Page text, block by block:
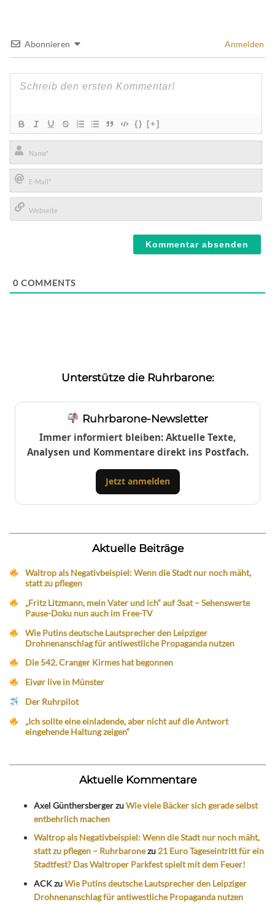
Abonnieren Anmelden
{} [+]
Name*
E-
Mail*
0 COMMENTS
Unterstütze die Ruhrbarone:
Ruhrbarone-Newsletter
Immer informiert bleiben: Aktuelle Texte,
Analysen und Kommentare direkt ins Postfach.
Jetzt anmelden
Aktuelle Beiträge
Waltrop als Negativbeispiel: Wenn die Stadt nur noch mäht,
statt zu pflegen
„Fritz Litzmann, mein Vater und ich“ auf 3sat – Sehenswerte
Pause-Doku nun auch im Free-TV
Wie Putins deutsche Lautsprecher den Leipziger
Drohnenanschlag für antiwestliche Propaganda nutzen
Die 542. Cranger Kirmes hat begonnen
Eivør live in Münster
Der Ruhrpilot
„Ich sollte eine einladende, aber nicht auf die Antwort
eingehende Haltung zeigen“
Aktuelle Kommentare
Axel GünthersbergerzuWie viele Bäcker sich gerade selbst
entbehrlich machen
Waltrop als Negativbeispiel: Wenn die Stadt nur noch mäht,
statt zu pflegen – Ruhrbaronezu21 Euro Tageseintritt für ein
Stadtfest? Das Waltroper Parkfest spielt mit dem Feuer!
ACKzuWie Putins deutsche Lautsprecher den Leipziger
Drohnenanschlag für antiwestliche Propaganda nutzen